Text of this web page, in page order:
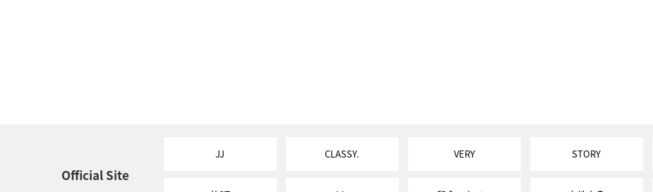
Official Site
JJ CLASSY. VERY STORY